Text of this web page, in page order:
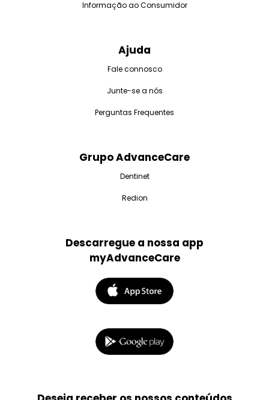
Informação ao Consumidor
Ajuda
Fale connosco
Junte-se a nós
Perguntas Frequentes
Grupo AdvanceCare
Dentinet
Redion
Descarregue a nossa app
myAdvanceCare